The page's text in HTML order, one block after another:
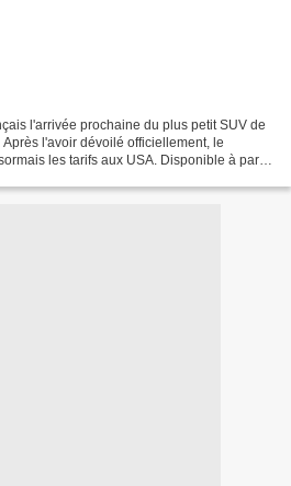
l'arrivée prochaine du plus petit SUV de
l'avoir dévoilé officiellement, le
les tarifs aux USA. Disponible à partir